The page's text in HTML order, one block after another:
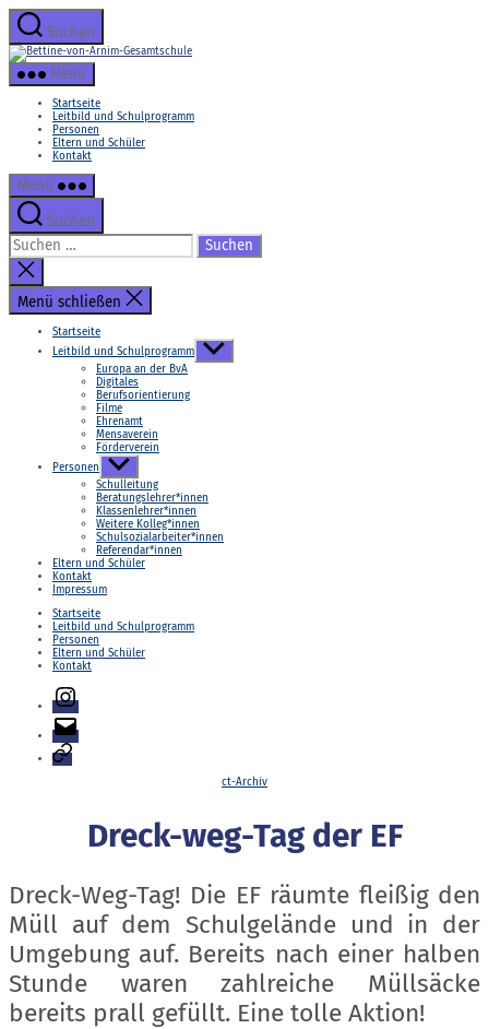
Zum
Inhalt
springenSuchen
Bettine-
Menü
Startseite
Leitbild und Schulprogramm
Personen
Eltern und Schüler
Kontakt
Menü
Suchen
Suchen
nach:
Suche
schließen
Menü schließen
Startseite
Leitbild und Schulprogramm
Untermenü
anzeigen
Europa an der BvA
Digitales
Berufsorientierung
Filme
Ehrenamt
Mensaverein
Förderverein
Personen
Untermenü
anzeigen
Schulleitung
Beratungslehrer*innen
Klassenlehrer*innen
Weitere Kolleg*innen
Schulsozialarbeiter*innen
Referendar*innen
Eltern und Schüler
Kontakt
Impressum
Startseite
Leitbild und Schulprogramm
Personen
Eltern und Schüler
Kontakt
Instagram
E-
Mail
Login
Kategorien
ct-Archiv
Dreck-weg-Tag der EF
Dreck-Weg-Tag! Die EF räumte fleißig den
Müll auf dem Schulgelände und in der
Umgebung auf. Bereits nach einer halben
Stunde waren zahlreiche Müllsäcke
bereits prall gefüllt. Eine tolle Aktion!